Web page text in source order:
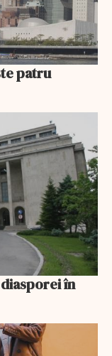
patru
în